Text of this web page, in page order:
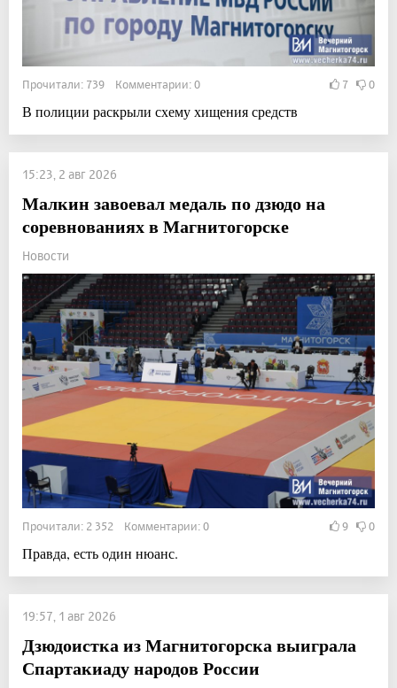
Прочитали: 739 Комментарии: 0 7 0
В полиции раскрыли схему хищения средств
15:23, 2 авг 2026
Малкин завоевал медаль по дзюдо на
соревнованиях в Магнитогорске
Новости
Прочитали: 2 352 Комментарии: 0 9 0
Правда, есть один нюанс.
19:57, 1 авг 2026
Дзюдоистка из Магнитогорска выиграла
Спартакиаду народов России